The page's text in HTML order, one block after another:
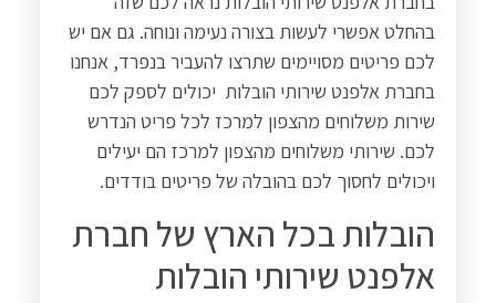
בהחלט אפשרי לעשות בצורה נעימה ונוחה. גם אם יש
לכם פריטים מסויימים שתרצו להעביר בנפרד, אנחנו
בחברת אלפנט שירותי הובלות יכולים לספק לכם
שירות משלוחים מהצפון למרכז לכל פריט הנדרש
לכם. שירותי משלוחים מהצפון למרכז הם יעילים
ויכולים לחסוך לכם בהובלה של פריטים בודדים.
הובלות בכל הארץ של חברת
אלפנט שירותי הובלות